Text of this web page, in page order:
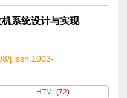
系统设计与实现
j.issn.1003-
HTML(72)